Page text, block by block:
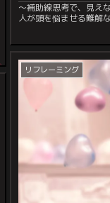
～補助線思考で、見えない突破
人が頭を悩ませる難解
リフレーミング